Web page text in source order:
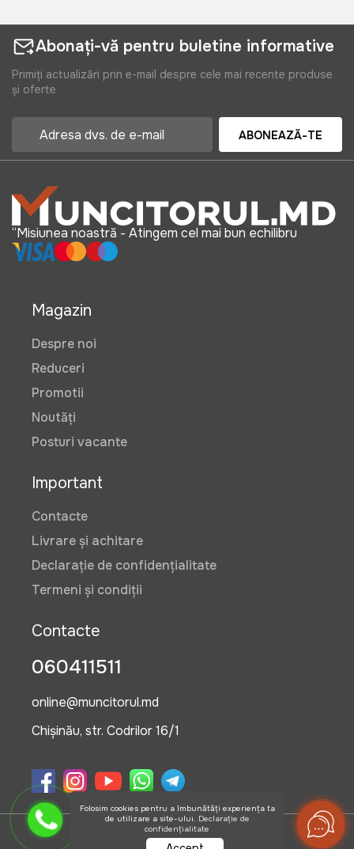
Abonați-vă pentru buletine informative
Primiți actualizări prin e-mail despre cele mai recente produse
și oferte
ABONEAZĂ-TE
“Misiunea noastră - Atingem cel mai bun echilibru
Magazin
Despre noi
Reduceri
Promotii
Noutăți
Posturi vacante
Important
Contacte
Livrare și achitare
Declarație de confidențialitate
Termeni și condiții
Contacte
060411511
online@muncitorul.md
Chișinău, str. Codrilor 16/1
©2026 OlisGrup SRL
Folosim cookies pentru a îmbunătăți experiența ta
de utilizare a site-ului. Declarație de
confidențialitate